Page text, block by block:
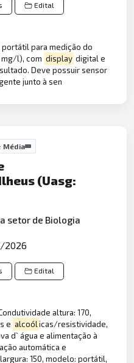
Edital
para medição do
mg/l), com display digital e
Deve possuir sensor
junto à sen
Média
(Uasg:
setor de Biologia
2026
Edital
altura: 170,
e alcoólicas/resistividade,
d` água e alimentação à
automática e
150, modelo: portátil,